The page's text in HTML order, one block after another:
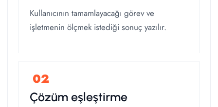
Kullanıcının tamamlayacağı görev ve
işletmenin ölçmek istediği sonuç yazılır.
Çözüm eşleştirme